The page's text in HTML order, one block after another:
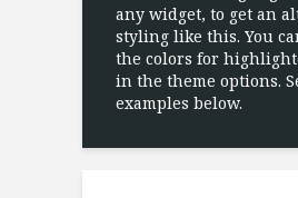
any widget, to get an
styling like this. You
the colors for
in the theme options.
examples below.